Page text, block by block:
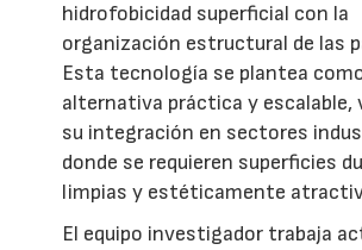
hidrofobicidad superficial con la
organización estructural de las
Esta tecnología se plantea
alternativa práctica y escalable,
su integración en sectores
donde se requieren superficies
limpias y estéticamente
El equipo investigador trabaja